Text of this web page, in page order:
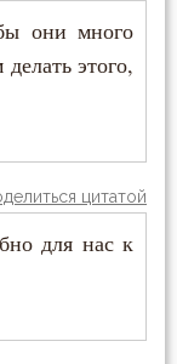
они много
этого,
цитатой
для нас к